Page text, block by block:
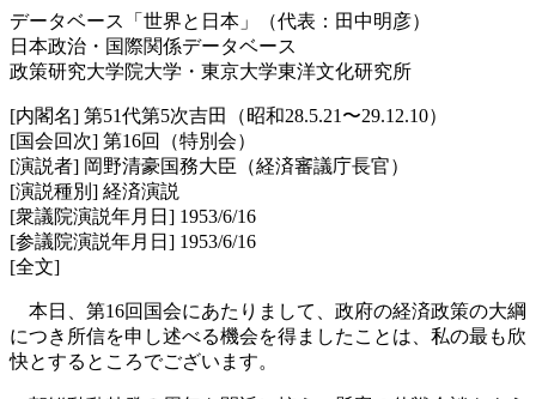
データベース「世界と日本」（代表：田中明彦）
日本政治・国際関係データベース
政策研究大学院大学・東京大学東洋文化研究所
[内閣名] 第51代第5次吉田（昭和28.5.21〜29.12.10）
[国会回次] 第16回（特別会）
[演説者] 岡野清豪国務大臣（経済審議庁長官）
[演説種別] 経済演説
[衆議院演説年月日] 1953/6/16
[参議院演説年月日] 1953/6/16
[全文]
本日、第16回国会にあたりまして、政府の経済政策の大綱
につき所信を申し述べる機会を得ましたことは、私の最も欣
快とするところでございます。